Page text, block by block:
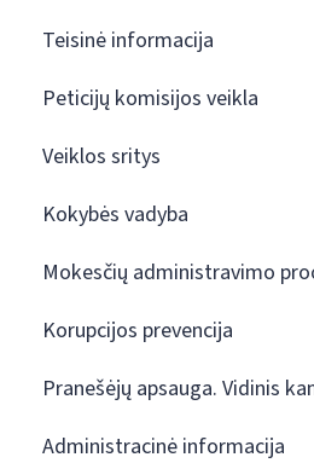
Teisinė informacija
Peticijų komisijos veikla
Veiklos sritys
Kokybės vadyba
Mokesčių administravimo
Korupcijos prevencija
Pranešėjų apsauga. Vidinis
Administracinė informacija